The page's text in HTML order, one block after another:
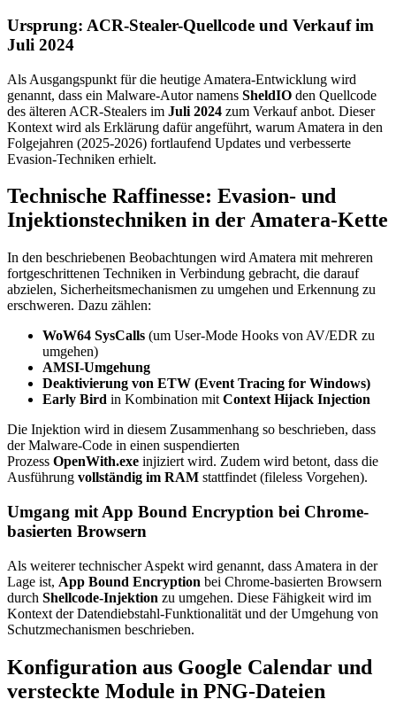
Ursprung: ACR-Stealer-Quellcode und Verkauf im
Juli 2024
Als Ausgangspunkt für die heutige Amatera-Entwicklung wird
genannt, dass ein Malware-Autor namens SheldIO den Quellcode
des älteren ACR-Stealers im Juli 2024 zum Verkauf anbot. Dieser
Kontext wird als Erklärung dafür angeführt, warum Amatera in den
Folgejahren (2025-2026) fortlaufend Updates und verbesserte
Evasion-Techniken erhielt.
Technische Raffinesse: Evasion- und
Injektionstechniken in der Amatera-Kette
In den beschriebenen Beobachtungen wird Amatera mit mehreren
fortgeschrittenen Techniken in Verbindung gebracht, die darauf
abzielen, Sicherheitsmechanismen zu umgehen und Erkennung zu
erschweren. Dazu zählen:
WoW64 SysCalls (um User-Mode Hooks von AV/EDR zu
umgehen)
AMSI-Umgehung
Deaktivierung von ETW (Event Tracing for Windows)
Early Bird in Kombination mit Context Hijack Injection
Die Injektion wird in diesem Zusammenhang so beschrieben, dass
der Malware-Code in einen suspendierten
Prozess OpenWith.exe injiziert wird. Zudem wird betont, dass die
Ausführung vollständig im RAM stattfindet (fileless Vorgehen).
Umgang mit App Bound Encryption bei Chrome-
basierten Browsern
Als weiterer technischer Aspekt wird genannt, dass Amatera in der
Lage ist, App Bound Encryption bei Chrome-basierten Browsern
durch Shellcode-Injektion zu umgehen. Diese Fähigkeit wird im
Kontext der Datendiebstahl-Funktionalität und der Umgehung von
Schutzmechanismen beschrieben.
Konfiguration aus Google Calendar und
versteckte Module in PNG-Dateien